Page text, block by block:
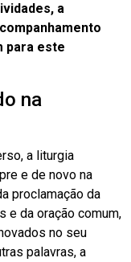
a
para este
na
a liturgia
e de novo na
proclamação da
e da oração comum,
no seu
palavras, a